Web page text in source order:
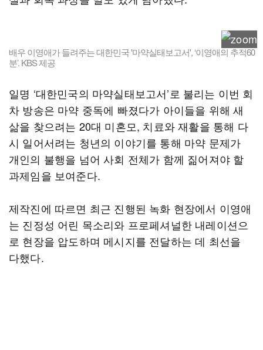
배우 이영애가 들려주는 대한민국 '마약실태보고서', ‘이영애의 추적60
분’. KBS 제공
일명 ‘대한민국의 마약실태보고서’로 불리는 이번 회
차 방송은 마약 중독에 빠졌다가 아이들을 위해 새
삶을 찾으려는 20대 미혼모, 치료와 재활을 통해 다
시 일어서려는 청년의 이야기를 통해 마약 문제가
개인의 불행을 넘어 사회 전체가 함께 짊어져야 할
과제임을 보여준다.
제작진에 따르면 최근 진행된 녹화 현장에서 이영애
는 진정성 어린 목소리와 프로페셔널한 내레이션으
로 현장을 압도하며 메시지를 전달하는 데 최선을
다했다.